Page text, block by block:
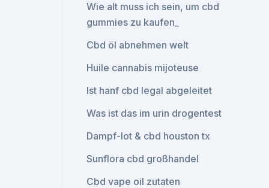
Wie alt muss ich sein, um cbd
gummies zu kaufen_
Cbd öl abnehmen welt
Huile cannabis mijoteuse
Ist hanf cbd legal abgeleitet
Was ist das im urin drogentest
Dampf-lot & cbd houston tx
Sunflora cbd großhandel
Cbd vape oil zutaten